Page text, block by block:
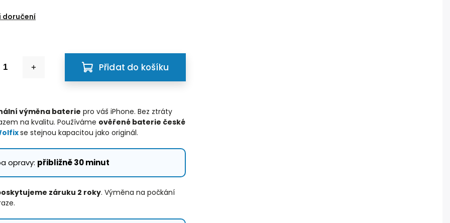
doručení
Přidat do košíku
výměna baterie pro váš iPhone. Bez ztráty
na kvalitu. Používáme ověřené baterie české
se stejnou kapacitou jako originál.
opravy: přibližně 30 minut
záruku 2 roky. Výměna na počkání